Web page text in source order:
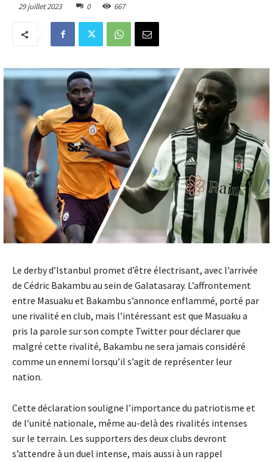
29 juillet 2023 0 667
Le derby d’Istanbul promet d’être électrisant, avec l’arrivée
de Cédric Bakambu au sein de Galatasaray. L’affrontement
entre Masuaku et Bakambu s’annonce enflammé, porté par
une rivalité en club, mais l’intéressant est que Masuaku a
pris la parole sur son compte Twitter pour déclarer que
malgré cette rivalité, Bakambu ne sera jamais considéré
comme un ennemi lorsqu’il s’agit de représenter leur
nation.
Cette déclaration souligne l’importance du patriotisme et
de l’unité nationale, même au-delà des rivalités intenses
sur le terrain. Les supporters des deux clubs devront
s’attendre à un duel intense, mais aussi à un rappel